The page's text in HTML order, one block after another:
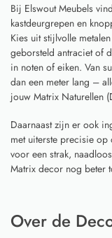
Bij Elswout Meubels
kastdeurgrepen en
Kies uit stijlvolle
geborsteld antraciet of
in noten of eiken. Van
dan een meter lang –
jouw Matrix Naturellen
Daarnaast zijn er ook
met uiterste precisie
voor een strak,
Matrix decor nog beter
Over de